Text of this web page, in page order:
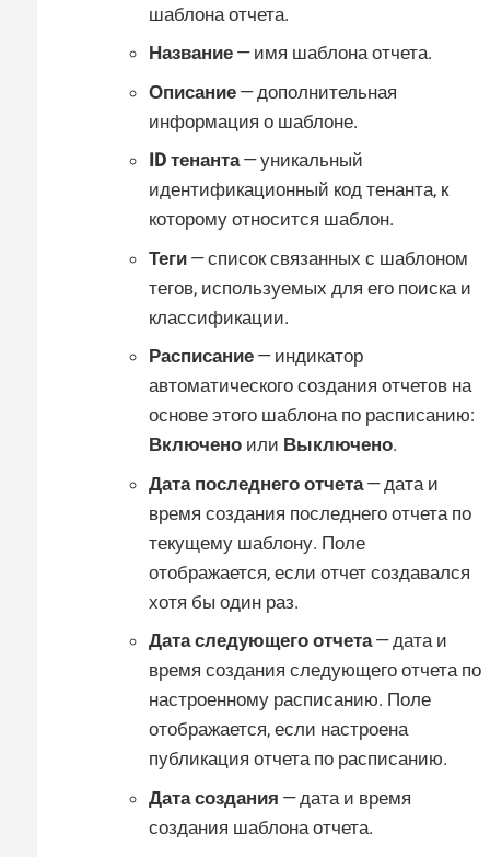
шаблона отчета.
Название — имя шаблона отчета.
Описание — дополнительная
информация о шаблоне.
ID тенанта— уникальный
идентификационный код тенанта, к
которому относится шаблон.
Теги — список связанных с шаблоном
тегов, используемых для его поиска и
классификации.
Расписание — индикатор
автоматического создания отчетов на
основе этого шаблона по расписанию:
Включено или Выключено.
Дата последнего отчета— дата и
время создания последнего отчета по
текущему шаблону. Поле
отображается, если отчет создавался
хотя бы один раз.
Дата следующего отчета— дата и
время создания следующего отчета по
настроенному расписанию. Поле
отображается, если настроена
публикация отчета по расписанию.
Дата создания — дата и время
создания шаблона отчета.